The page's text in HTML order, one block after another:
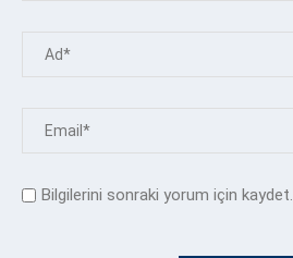
Bilgilerini sonraki yorum için kaydet.